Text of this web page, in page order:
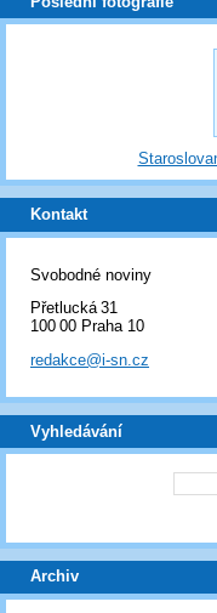
Kontakt
Svobodné noviny
Přetlucká 31
100 00 Praha 10
redakce@i-sn.cz
Vyhledávání
Archiv